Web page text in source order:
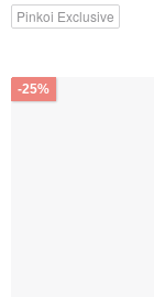
Pinkoi Exclusive
-25%